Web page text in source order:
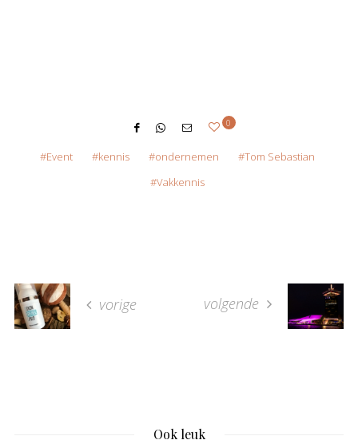
0
Event kennis ondernemen
Tom Sebastian
Vakkennis
vorige volgende
Ook leuk